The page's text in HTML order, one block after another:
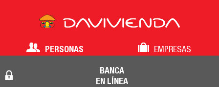
PERSONAS EMPRESAS
BANCA
EN LÍNEA